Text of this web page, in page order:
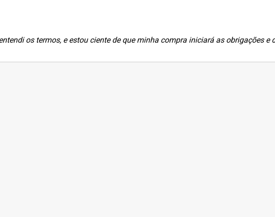
os termos, e estou ciente de que minha compra iniciará as obrigações e